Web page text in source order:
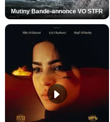
Mutiny Bande-annonce VO STFR